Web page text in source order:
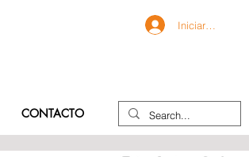
CONTACTO
Iniciar sesión